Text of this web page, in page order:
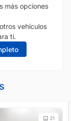
más opciones
vehículos
ti.
21